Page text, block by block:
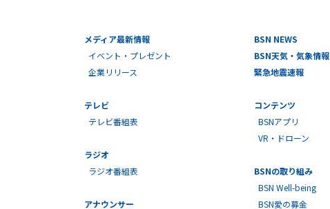
メディア最新情報
イベント・プレゼント
企業リリース
テレビ
テレビ番組表
ラジオ
ラジオ番組表
アナウンサー
BSN NEWS
BSN天気・気象情報
緊急地震速報
コンテンツ
BSNアプリ
VR・ドローン
BSNの取り組み
BSN Well-being
BSN愛の募金